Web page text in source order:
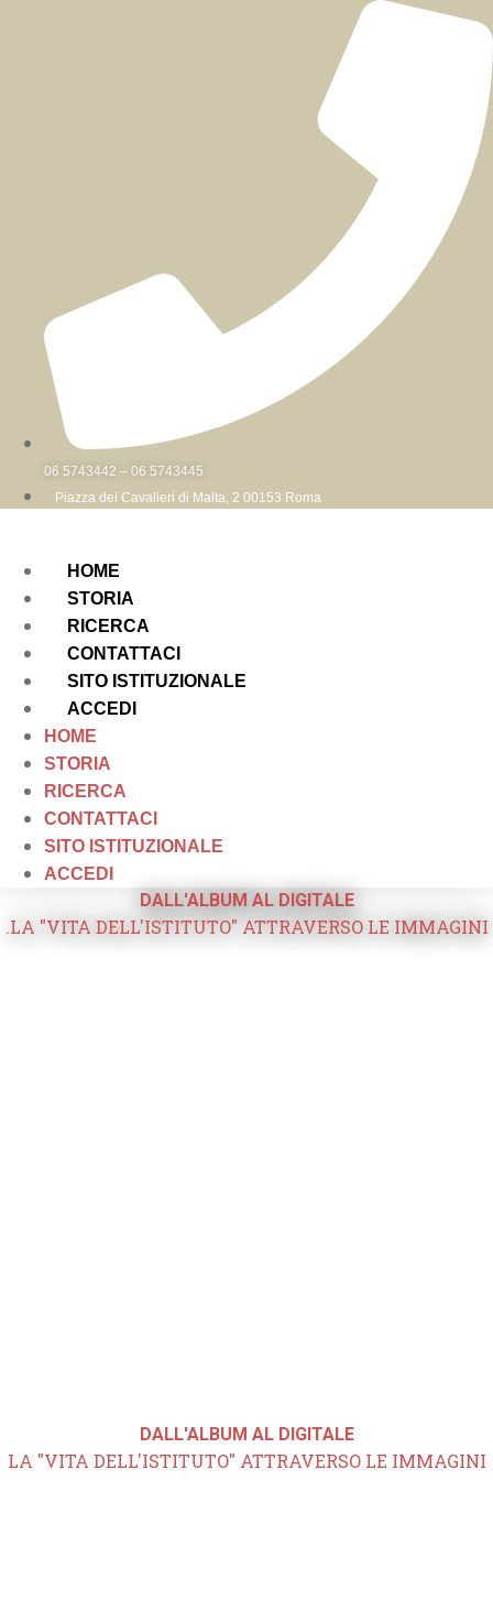
06 5743442 – 06 5743445
Piazza dei Cavalieri di Malta, 2 00153 Roma
HOME
STORIA
RICERCA
CONTATTACI
SITO ISTITUZIONALE
ACCEDI
HOME
STORIA
RICERCA
CONTATTACI
SITO ISTITUZIONALE
ACCEDI
DALL'ALBUM AL DIGITALE
.LA "VITA DELL'ISTITUTO" ATTRAVERSO LE IMMAGINI
DALL'ALBUM AL DIGITALE
LA "VITA DELL'ISTITUTO" ATTRAVERSO LE IMMAGINI